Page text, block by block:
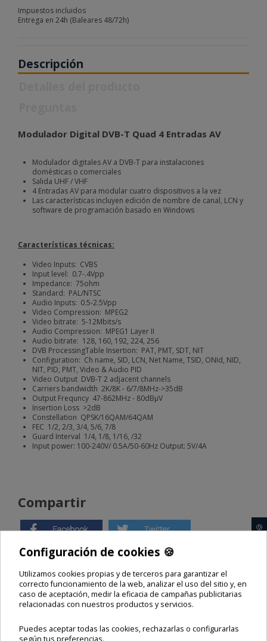
Impuestos incluidos
Entrega en 24h (Baleares 48/72h)
Descripción
Modulador Digital DVB-T Quad 4 Entradas AV
Modulador digitales AV a DVB-T para instalaciones
domésticas o comerciales
Salida UHF / VHF
4 Entradas AV para modular cuatro dispositivos a la vez
Las características incluyen edición de nombre de canal, LCN y
software de programación basado en Windows
Características técnicas:
Video Inputs: CVBS
Input level: 0.7-.4Vpp
Impedance: 75ohm
Standard: PAL/NTSC
Audio Inputs: 0.5-2.5Vpp
Video Compression: MPEG2
Video bitrate: 5-12Mbits/s
Audio Compression: MPEG1 Layer II
Audio bitrate: 128, 160, 192, 224, 256
DVB ProcessingTable Insertion: PAT, PMT, SDT, NIT
Configuration: Ch name, SID, LCN, Net Name, TSID, ONId, NID,
NIT, PID, PMT, Video & Audio PID
Video Output DVB-T 2 adjacent channels
Carriers bandwidth 2K/8K - 6/7/8MHz->35dB
Output Frequncy 47-862MHz - 80dBµV
Insertion Loss >2dB
Constellation QPSK/16QAM/64QAM
FEC 1/2, 2/3, 3/4, 5/6, 7/8
Guard Interval 1/4, 1/8, 1/16, /32
Input power: 100-240V/ 0.5A/50-60Hz Output: 5V/4A
Compartir
modulador 4 entradas modulador quad
Modulador Digital DVB-T Quad 4 E Modulador Digital DVB-T Quad
DIGITAL MODULATOR DMSD04 MODULATOR DMSD04
Comparte este producto
Configuración de cookies 🍪
Utilizamos cookies propias y de terceros para garantizar el
correcto funcionamiento de la web, analizar el uso del sitio y, en
caso de aceptación, medir la eficacia de campañas publicitarias
relacionadas con nuestros productos y servicios.
Puedes aceptar todas las cookies, rechazarlas o configurarlas
según tus preferencias.
🍪